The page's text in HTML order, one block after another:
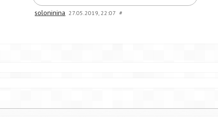
soloninina 27.05.2019, 22:07 #